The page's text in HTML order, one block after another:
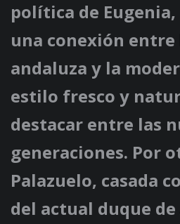
política de
una conexión
andaluza y la
estilo fresco y
destacar entre las
generaciones. Por
Palazuelo, casada
del actual duque